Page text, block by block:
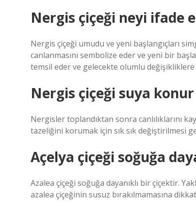
Nergis çiçeği neyi ifade
Nergis çiçeği umudu ve yeni başlangıçları
canlanmasını sembolize eder ve yeni bir
temsil eder ve gelecekte olumlu değişikliklere
Nergis çiçeği suya
Nergisler toplandıktan sonra canlılıklarını
tazeliğini korumak için sık sık değiştirilmesi
Açelya çiçeği soğuğa
Azalea çiçeği soğuğa dayanıklı bir çiçektir.
azalea çiçeğinin susuz bırakılmamasına